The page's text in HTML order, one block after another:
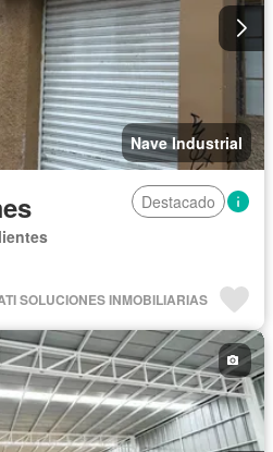
Nave Industrial
Destacado
SOLUCIONES INMOBILIARIAS